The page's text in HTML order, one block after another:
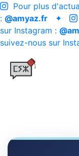
Pour plus
: @amyaz.fr ✦
sur Instagram :
suivez-nous sur